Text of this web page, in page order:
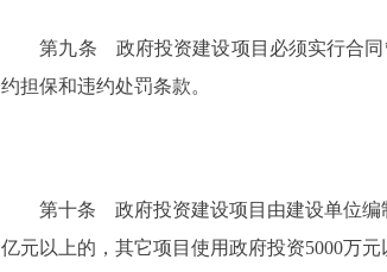
第九条 政府投资建设项目必须实行合同管
约担保和违约处罚条款。
第十条 政府投资建设项目由建设单位编制
亿元以上的，其它项目使用政府投资5000万元